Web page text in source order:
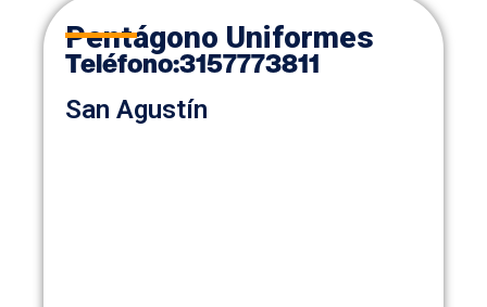
Pentágono Uniformes
Teléfono:3157773811
San Agustín